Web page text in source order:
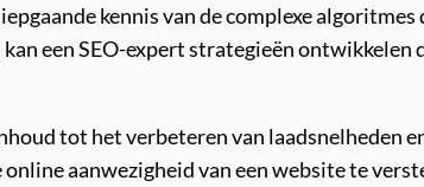
kennis van de complexe
een SEO-expert strategieën
tot het verbeteren van laadsnelheden
aanwezigheid van een website te